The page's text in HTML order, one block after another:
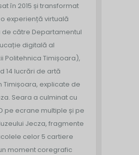
în 2015 și transformat
experiență virtuală
de către Departamentul
digitală al
Politehnica Timișoara),
14 lucrări de artă
Timișoara, explicate de
Seara a culminat cu
pe ecrane multiple și pe
Jecza, fragmente
celor 5 cartiere
moment coregrafic